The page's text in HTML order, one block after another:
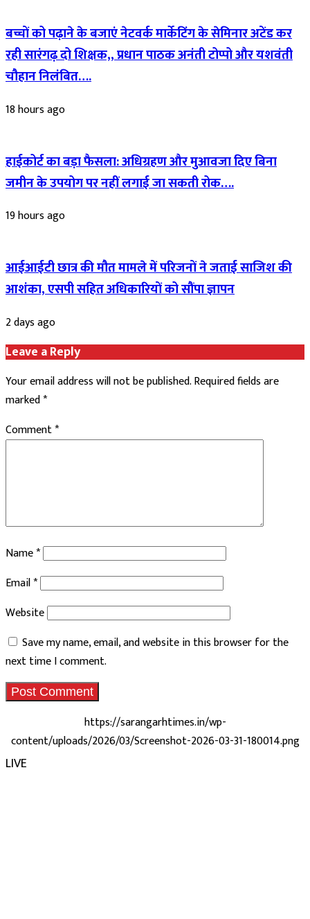
बच्चों को पढ़ाने के बजाएं नेटवर्क मार्केटिंग के सेमिनार अटेंड कर
रही सारंगढ़ दो शिक्षक,, प्रधान पाठक अनंती टोप्पो और यशवंती
चौहान निलंबित….
18 hours ago
हाईकोर्ट का बड़ा फैसला: अधिग्रहण और मुआवजा दिए बिना
जमीन के उपयोग पर नहीं लगाई जा सकती रोक….
19 hours ago
आईआईटी छात्र की मौत मामले में परिजनों ने जताई साजिश की
आशंका, एसपी सहित अधिकारियों को सौंपा ज्ञापन
2 days ago
Leave a Reply
Your email address will not be published.Required fields are
marked*
Comment*
Name*
Email*
Website
Save my name, email, and website in this browser for the
next time I comment.
https://sarangarhtimes.in/wp-
content/uploads/2026/03/Screenshot-2026-03-31-180014.png
LIVE